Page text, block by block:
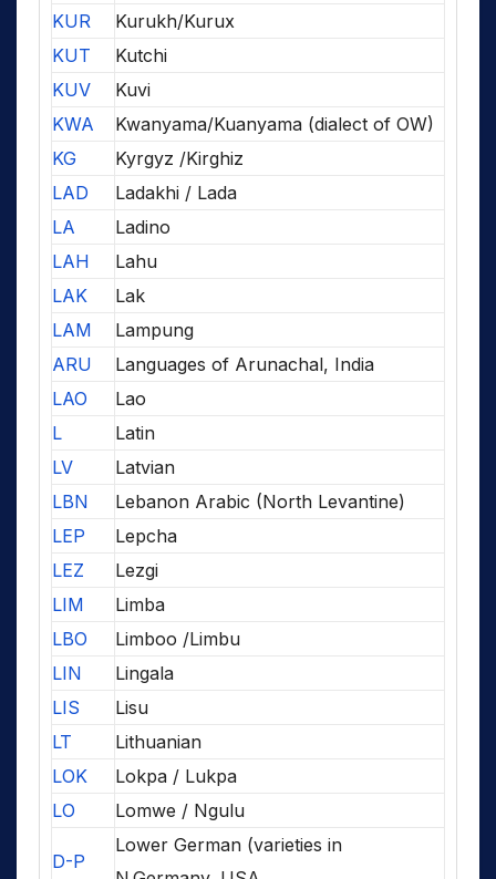
KUR
Kurukh/Kurux
KUT
Kutchi
KUV
Kuvi
KWA
Kwanyama/Kuanyama (dialect of OW)
KG
Kyrgyz /Kirghiz
LAD
Ladakhi / Lada
LA
Ladino
LAH
Lahu
LAK
Lak
LAM
Lampung
ARU
Languages of Arunachal, India
LAO
Lao
L
Latin
LV
Latvian
LBN
Lebanon Arabic (North Levantine)
LEP
Lepcha
LEZ
Lezgi
LIM
Limba
LBO
Limboo /Limbu
LIN
Lingala
LIS
Lisu
LT
Lithuanian
LOK
Lokpa / Lukpa
LO
Lomwe / Ngulu
D-P
Lower German (varieties in